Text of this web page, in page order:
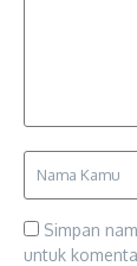
Simpan
untuk